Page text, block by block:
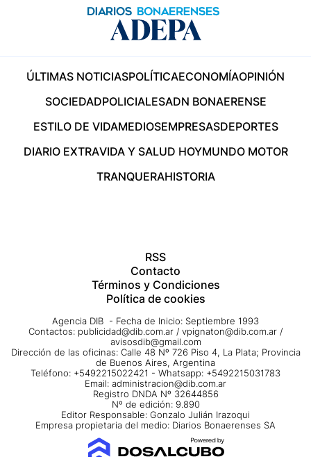
ÚLTIMAS NOTICIASPOLÍTICAECONOMÍAOPINIÓN
SOCIEDADPOLICIALESADN BONAERENSE
ESTILO DE VIDAMEDIOSEMPRESASDEPORTES
DIARIO EXTRAVIDA Y SALUD HOYMUNDO MOTOR
TRANQUERAHISTORIA
RSS
Contacto
Términos y Condiciones
Política de cookies
Agencia DIB - Fecha de Inicio: Septiembre 1993
Contactos: publicidad@dib.com.ar / vpignaton@dib.com.ar /
avisosdib@gmail.com
Dirección de las oficinas: Calle 48 Nº 726 Piso 4, La Plata; Provincia
de Buenos Aires, Argentina
Teléfono: +5492215022421 - Whatsapp: +5492215031783
Email: administracion@dib.com.ar
Registro DNDA Nº 32644856
Nº de edición: 9.890
Editor Responsable: Gonzalo Julián Irazoqui
Empresa propietaria del medio: Diarios Bonaerenses SA